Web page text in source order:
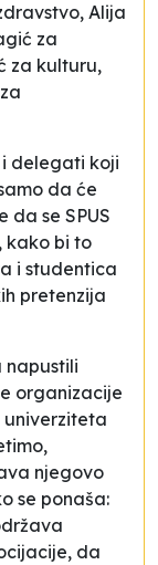
Alija
za
za kulturu,
delegati koji
da će
da se SPUS
kako bi to
i studentica
pretenzija
napustili
organizacije
njegovo
se ponaša:
da